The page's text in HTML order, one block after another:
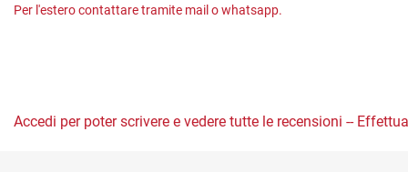
Per l'estero contattare tramite mail o whatsapp.
Accedi per poter scrivere e vedere tutte le recensioni --